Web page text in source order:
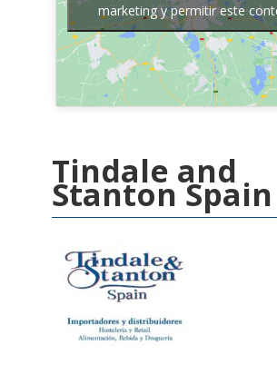
marketing y permitir este
Tindale and
Stanton Spain